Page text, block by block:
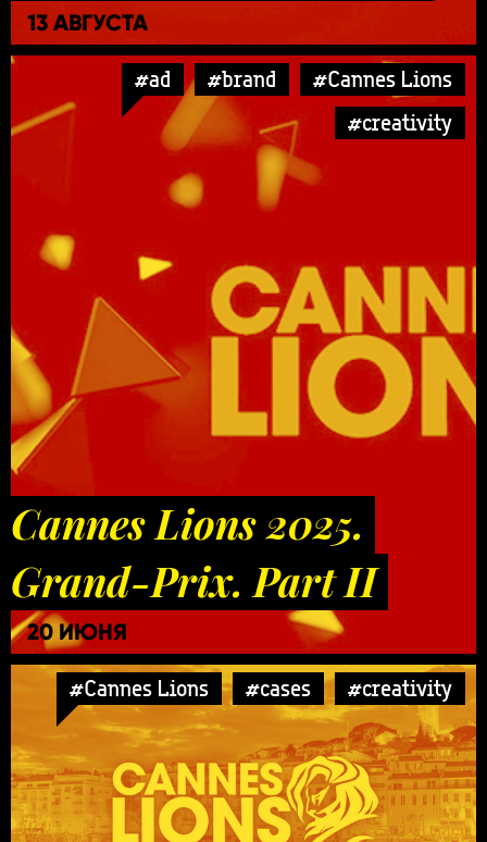
13 АВГУСТА
#ad #brand
#Cannes Lions
#creativity
Cannes Lions 2025.
Grand-Prix. Part II
20 ИЮНЯ
#Cannes Lions #cases #creativity